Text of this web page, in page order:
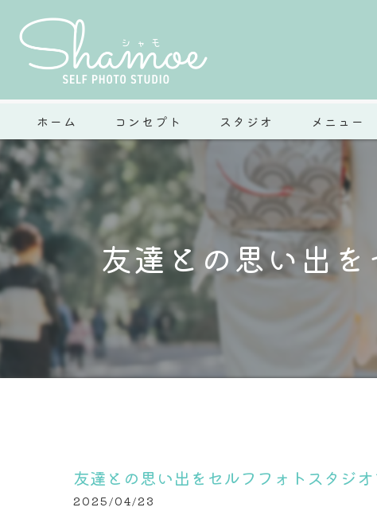
ホーム コンセプト スタジオ メニュー
友達との思い出
友達との思い出をセルフフォトスタジ
2025/04/23